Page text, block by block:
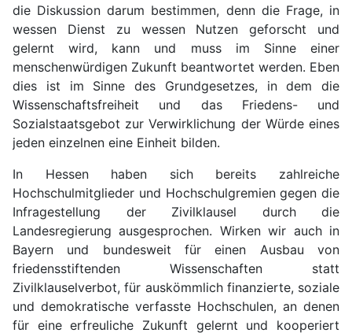
die Diskussion darum bestimmen, denn die Frage, in
wessen Dienst zu wessen Nutzen geforscht und
gelernt wird, kann und muss im Sinne einer
menschenwürdigen Zukunft beantwortet werden. Eben
dies ist im Sinne des Grundgesetzes, in dem die
Wissenschaftsfreiheit und das Friedens- und
Sozialstaatsgebot zur Verwirklichung der Würde eines
jeden einzelnen eine Einheit bilden.
In Hessen haben sich bereits zahlreiche
Hochschulmitglieder und Hochschulgremien gegen die
Infragestellung der Zivilklausel durch die
Landesregierung ausgesprochen. Wirken wir auch in
Bayern und bundesweit für einen Ausbau von
friedensstiftenden Wissenschaften statt
Zivilklauselverbot, für auskömmlich finanzierte, soziale
und demokratische verfasste Hochschulen, an denen
für eine erfreuliche Zukunft gelernt und kooperiert